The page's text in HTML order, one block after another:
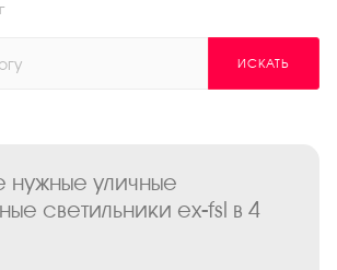
ИСКАТЬ
нужные уличные
светильники ex-fsl в 4